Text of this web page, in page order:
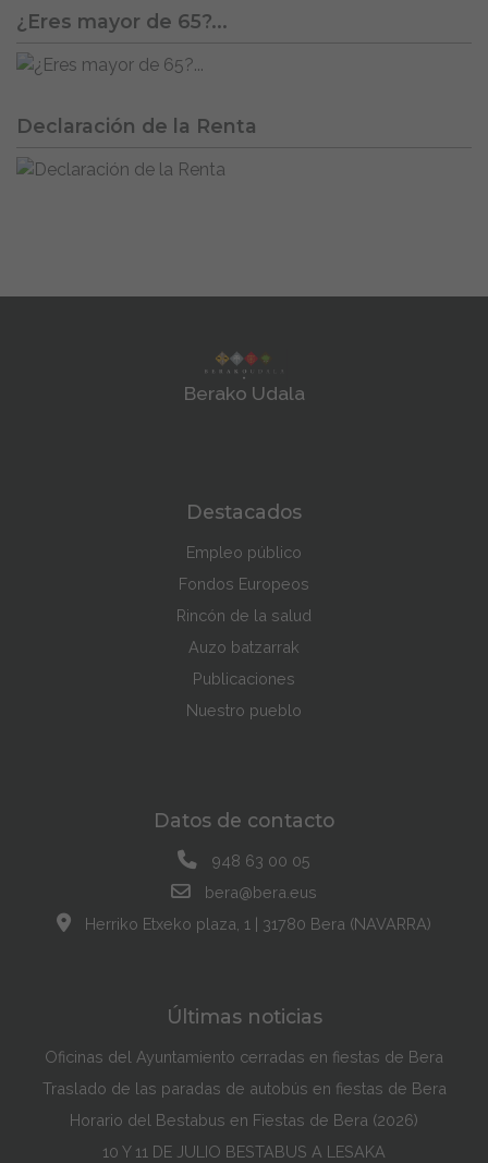
¿Eres mayor de 65?...
Declaración de la Renta
Berako Udala
Destacados
Empleo público
Fondos Europeos
Rincón de la salud
Auzo batzarrak
Publicaciones
Nuestro pueblo
Datos de contacto
948 63 00 05
bera@bera.eus
Herriko Etxeko plaza, 1 | 31780 Bera (NAVARRA)
Últimas noticias
Oficinas del Ayuntamiento cerradas en fiestas de Bera
Traslado de las paradas de autobús en fiestas de Bera
Horario del Bestabus en Fiestas de Bera (2026)
10 Y 11 DE JULIO BESTABUS A LESAKA